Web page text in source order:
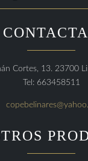
Cortes, 13. 23700
Tel: 663458511